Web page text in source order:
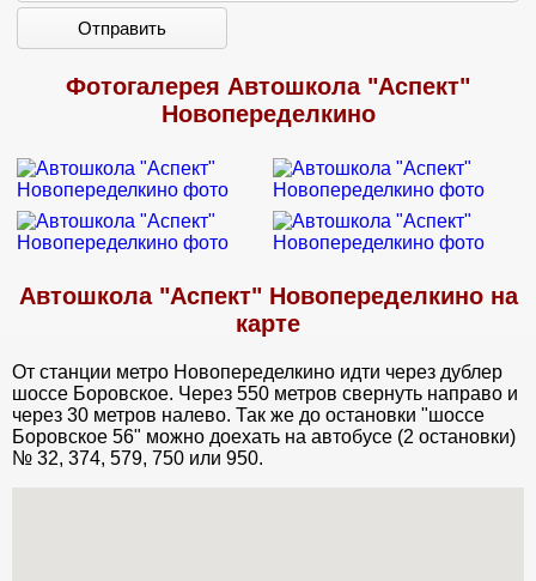
Отправить
Фотогалерея Автошкола "Аспект"
Новопеределкино
Автошкола "Аспект" Новопеределкино на
карте
От станции метро Новопеределкино идти через дублер
шоссе Боровское. Через 550 метров свернуть направо и
через 30 метров налево. Так же до остановки "шоссе
Боровское 56" можно доехать на автобусе (2 остановки)
№ 32, 374, 579, 750 или 950.